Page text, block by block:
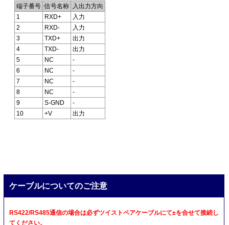
端子番号 信号名称
入出力方向
1
RXD+
入力
2
RXD-
入力
3
TXD+
出力
4
TXD-
出力
5
NC
-
6
NC
-
7
NC
-
8
NC
-
9
S-GND
-
10
+V 出力
ケーブルについてのご注意
RS422/RS485通信の場合は必ずツイストペアケーブルにて±を合せて接続し
てください。